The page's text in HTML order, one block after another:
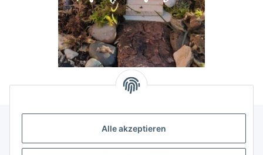
Alle akzeptieren
Allgemeine Informationen